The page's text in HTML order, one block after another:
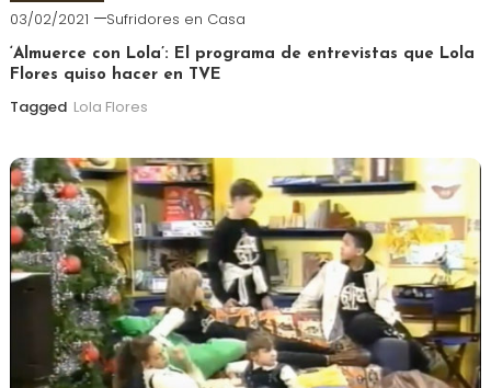
03/02/2021 Sufridores en Casa
‘Almuerce con Lola’: El programa de entrevistas que Lola
Flores quiso hacer en TVE
Tagged Lola Flores